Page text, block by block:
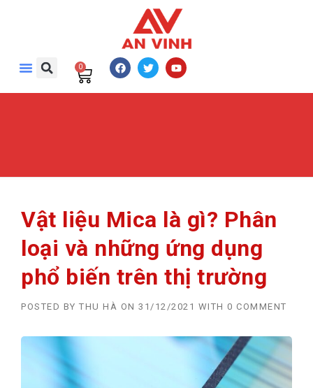
0
Vật liệu Mica là gì? Phân
loại và những ứng dụng
phổ biến trên thị trường
POSTED BY THU HÀ ON 31/12/2021 WITH 0 COMMENT